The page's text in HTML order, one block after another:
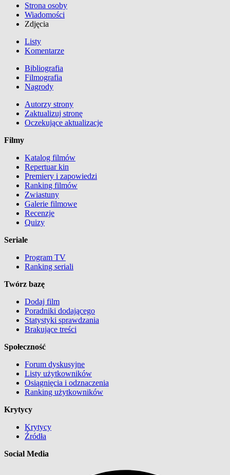
Strona osoby
Wiadomości
Zdjęcia
Listy
Komentarze
Bibliografia
Filmografia
Nagrody
Autorzy strony
Zaktualizuj stronę
Oczekujące aktualizacje
Filmy
Katalog filmów
Repertuar kin
Premiery i zapowiedzi
Ranking filmów
Zwiastuny
Galerie filmowe
Recenzje
Quizy
Seriale
Program TV
Ranking seriali
Twórz bazę
Dodaj film
Poradniki dodającego
Statystyki sprawdzania
Brakujące treści
Społeczność
Forum dyskusyjne
Listy użytkowników
Osiągnięcia i odznaczenia
Ranking użytkowników
Krytycy
Krytycy
Źródła
Social Media